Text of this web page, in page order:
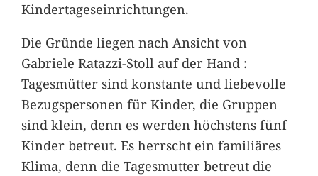
Kindertageseinrichtungen.
Die Gründe liegen nach Ansicht von
Gabriele Ratazzi-Stoll auf der Hand :
Tagesmütter sind konstante und liebevolle
Bezugspersonen für Kinder, die Gruppen
sind klein, denn es werden höchstens fünf
Kinder betreut. Es herrscht ein familiäres
Klima, denn die Tagesmutter betreut die